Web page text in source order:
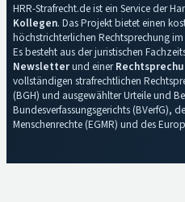
HRR-Strafrecht.de ist ein Service der
Kollegen. Das Projekt bietet einen
höchstrichterlichen Rechtsprechung
Es besteht aus der juristischen
Newsletterund einer
vollständigen strafrechtlichen
(BGH) und ausgewählter Urteile und
Bundesverfassungsgerichts (BVerfG),
Menschenrechte (EGMR) und des